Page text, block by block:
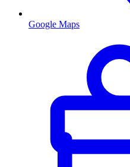
Google Maps